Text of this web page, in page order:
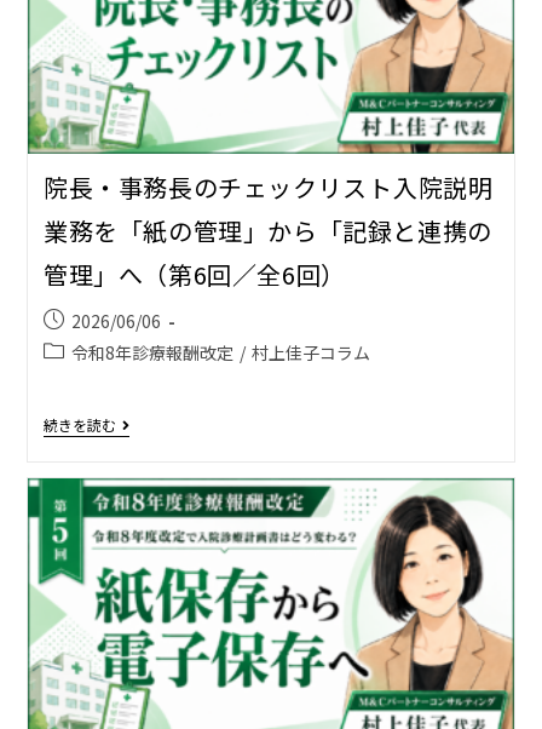
院長・事務長のチェックリスト――入院説明
業務を「紙の管理」から「記録と連携の
管理」へ（第6回／全6回）
2026/06/06
令和8年診療報酬改定 / 村上佳子コラム
続きを読む